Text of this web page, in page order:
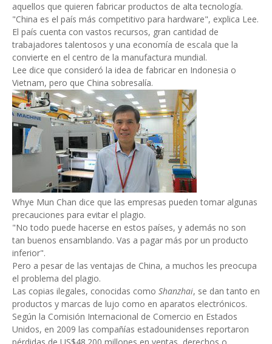
aquellos que quieren fabricar productos de alta tecnología.
"China es el país más competitivo para hardware", explica Lee.
El país cuenta con vastos recursos, gran cantidad de
trabajadores talentosos y una economía de escala que la
convierte en el centro de la manufactura mundial.
Lee dice que consideró la idea de fabricar en Indonesia o
Vietnam, pero que China sobresalía.
Whye Mun Chan dice que las empresas pueden tomar algunas
precauciones para evitar el plagio.
"No todo puede hacerse en estos países, y además no son
tan buenos ensamblando. Vas a pagar más por un producto
inferior".
Pero a pesar de las ventajas de China, a muchos les preocupa
el problema del plagio.
Las copias ilegales, conocidas como Shanzhai, se dan tanto en
productos y marcas de lujo como en aparatos electrónicos.
Según la Comisión Internacional de Comercio en Estados
Unidos, en 2009 las compañías estadounidenses reportaron